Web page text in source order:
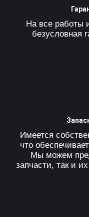
На все работы
безусловная
Имеется
что
Мы можем
запчасти, так и